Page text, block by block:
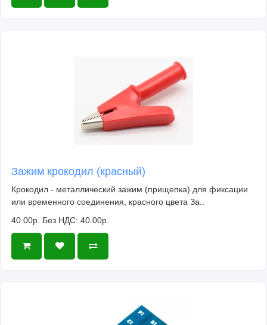
Зажим крокодил (красный)
Крокодил - металлический зажим (прищепка) для фиксации
или временного соединения, красного цвета За..
40.00р. Без НДС: 40.00р.